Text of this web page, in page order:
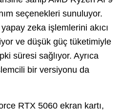
seçenekleri sunuluyor.
zeka işlemlerini akıcı
ve düşük güç tüketimiyle
süresi sağlıyor. Ayrıca
bir versiyonu da
RTX 5060 ekran kartı,